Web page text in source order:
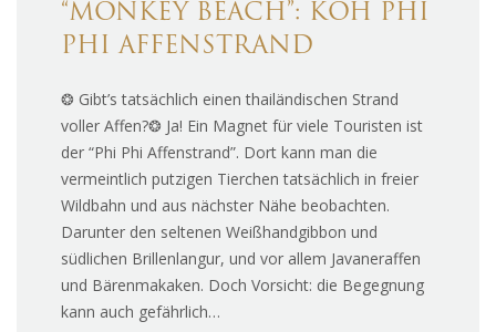
“MONKEY BEACH”: KOH PHI
PHI AFFENSTRAND
❂ Gibt’s tatsächlich einen thailändischen Strand
voller Affen?❂ Ja! Ein Magnet für viele Touristen ist
der “Phi Phi Affenstrand”. Dort kann man die
vermeintlich putzigen Tierchen tatsächlich in freier
Wildbahn und aus nächster Nähe beobachten.
Darunter den seltenen Weißhandgibbon und
südlichen Brillenlangur, und vor allem Javaneraffen
und Bärenmakaken. Doch Vorsicht: die Begegnung
kann auch gefährlich…